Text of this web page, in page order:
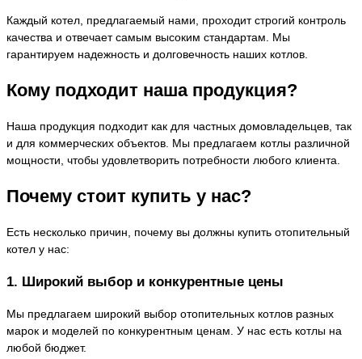
Каждый котел, предлагаемый нами, проходит строгий контроль
качества и отвечает самым высоким стандартам. Мы
гарантируем надежность и долговечность наших котлов.
Кому подходит наша продукция?
Наша продукция подходит как для частных домовладельцев, так
и для коммерческих объектов. Мы предлагаем котлы различной
мощности, чтобы удовлетворить потребности любого клиента.
Почему стоит купить у нас?
Есть несколько причин, почему вы должны купить отопительный
котел у нас:
1. Широкий выбор и конкурентные цены
Мы предлагаем широкий выбор отопительных котлов разных
марок и моделей по конкурентным ценам. У нас есть котлы на
любой бюджет.